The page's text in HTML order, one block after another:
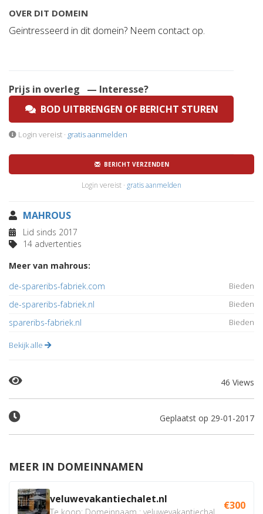
OVER DIT DOMEIN
Geintresseerd in dit domein? Neem contact op.
Prijs in overleg
— Interesse?
BOD UITBRENGEN OF BERICHT STUREN
Login vereist · gratis aanmelden
BERICHT VERZENDEN
Login vereist · gratis aanmelden
MAHROUS
Lid sinds 2017
14 advertenties
Meer van mahrous:
de-spareribs-fabriek.com
Bieden
de-spareribs-fabriek.nl Bieden
spareribs-fabriek.nl Bieden
Bekijk alle
46 Views
Geplaatst op 29-01-2017
MEER IN DOMEINNAMEN
veluwevakantiechalet.nl €300